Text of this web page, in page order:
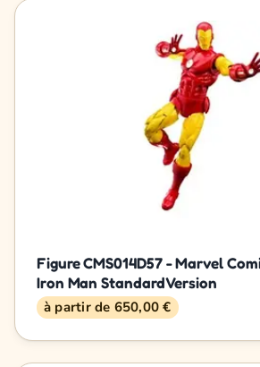
Figure CMS014D57 - Marvel
Iron Man Standard Version
à partir de 650,00 €